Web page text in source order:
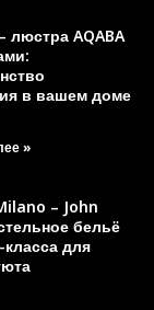
люстра AQABA
в вашем доме
»
– John
бельё
для